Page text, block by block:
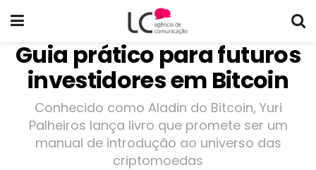
Guia prático para futuros
investidores em Bitcoin
Conhecido como Aladin do Bitcoin, Yuri
Palheiros lança livro que promete ser um
manual de introdução ao universo das
criptomoedas